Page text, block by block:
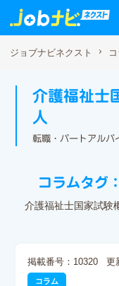
ジョブナビネクスト
介護福祉士
人
転職・パートアルバ
コラムタグ
介護福祉士国家試験
掲載番号：10320 更
コラム